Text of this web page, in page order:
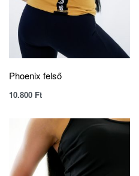
Phoenix felső
10.800 Ft